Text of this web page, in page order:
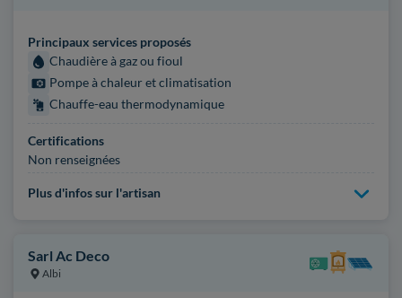
Principaux services proposés
Chaudière à gaz ou fioul
Pompe à chaleur et climatisation
Chauffe-eau thermodynamique
Certifications
Non renseignées
Plus d'infos sur l'artisan
Sarl Ac Deco
Albi